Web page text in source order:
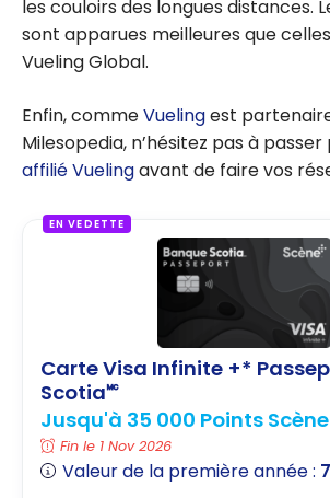
les couloirs des longues distances.
sont apparues meilleures que
Vueling Global.
Enfin, commeVuelingest
Milesopedia, n’hésitez pas à passer
affilié Vuelingavant de faire vos
EN VEDETTE
Carte Visa Infinite +*
Scotia🅪
Jusqu'à 35 000 Points
Fin le 1 Nov 2026
Valeur de la première année :